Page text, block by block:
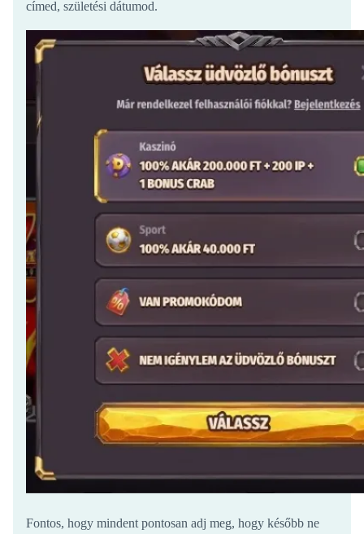
címed, születési dátumod.
Fontos, hogy mindent pontosan adj meg, hogy később ne